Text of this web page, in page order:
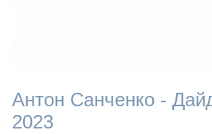
Антон Санченко -
2023